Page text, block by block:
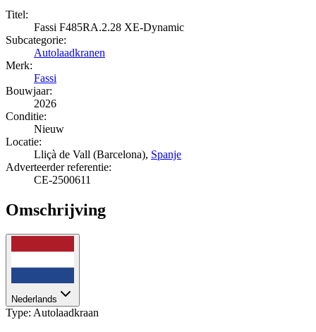
Titel:
Fassi F485RA.2.28 XE-Dynamic
Subcategorie:
Autolaadkranen
Merk:
Fassi
Bouwjaar:
2026
Conditie:
Nieuw
Locatie:
Lliçà de Vall (Barcelona), Spanje
Adverteerder referentie:
CE-2500611
Omschrijving
Nederlands
Type: Autolaadkraan